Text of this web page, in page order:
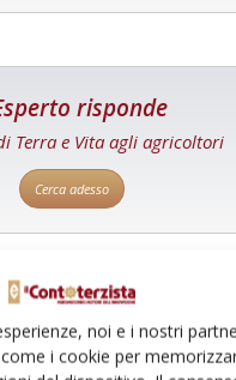
noi e i nostri
i cookie per
risponde
Terra e Vita agli agricoltori
Cerca adesso